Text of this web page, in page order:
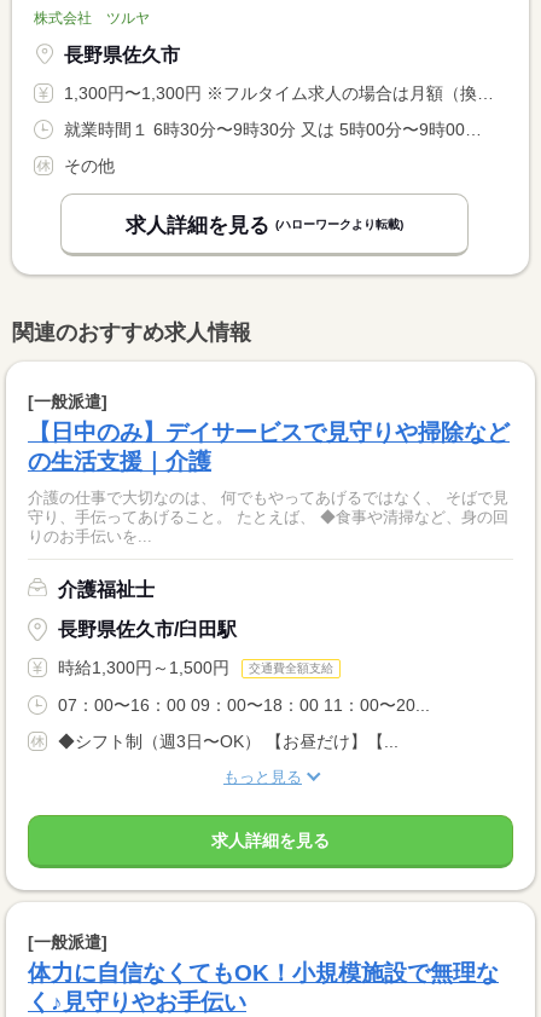
株式会社 ツルヤ
長野県佐久市
1,300円〜1,300円 ※フルタイム求人の場合は月額（換算額）、パート求人の場合は時間額を表示しています。
その他
求人詳細を見る (ハローワークより転載)
関連のおすすめ求人情報
[一般派遣]
【日中のみ】デイサービスで見守りや掃除など
の生活支援｜介護
介護の仕事で大切なのは、 何でもやってあげるではなく、 そばで見
守り、手伝ってあげること。 たとえば、 ◆食事や清掃など、身の回
りのお手伝いを...
介護福祉士
長野県佐久市/臼田駅
時給1,300円～1,500円 交通費全額支給
07：00〜16：00 09：00〜18：00 11：00〜20...
◆シフト制（週3日〜OK） 【お昼だけ】【...
もっと見る
求人詳細を見る
[一般派遣]
体力に自信なくてもOK！小規模施設で無理な
く♪見守りやお手伝い